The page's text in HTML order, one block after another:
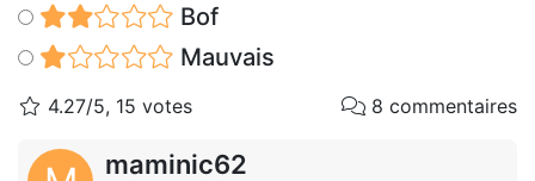
Bof
Mauvais
4.27/5, 15 votes 8 commentaires
maminic62